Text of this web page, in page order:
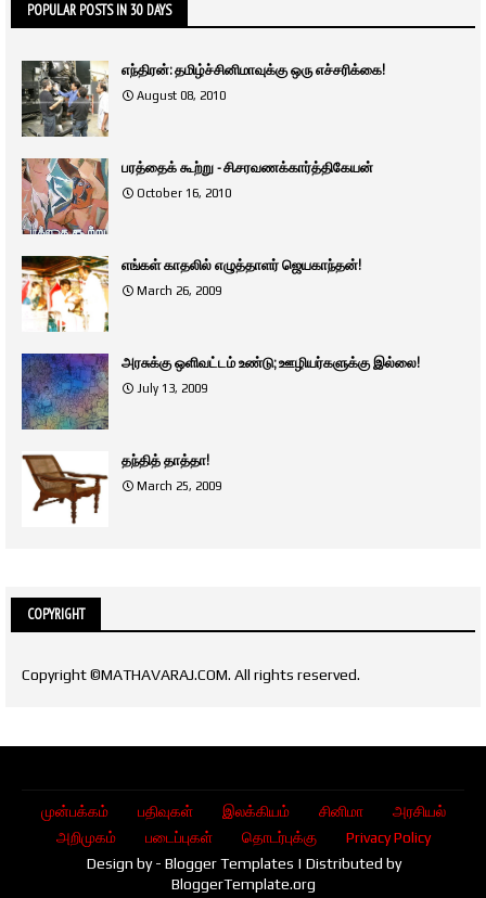
POPULAR POSTS IN 30 DAYS
எந்திரன்: தமிழ்ச்சினிமாவுக்கு ஒரு எச்சரிக்கை!
August 08, 2010
பரத்தைக் கூற்று - சி.சரவணக்கார்த்திகேயன்
October 16, 2010
எங்கள் காதலில் எழுத்தாளர் ஜெயகாந்தன்!
March 26, 2009
அரசுக்கு ஒளிவட்டம் உண்டு; ஊழியர்களுக்கு இல்லை!
July 13, 2009
தந்தித் தாத்தா!
March 25, 2009
COPYRIGHT
Copyright ©MATHAVARAJ.COM. All rights reserved.
முன்பக்கம் பதிவுகள் இலக்கியம் சினிமா
அரசியல்
அறிமுகம்
படைப்புகள் தொடர்புக்கு
Privacy Policy
Design by - Blogger Templates | Distributed by
BloggerTemplate.org